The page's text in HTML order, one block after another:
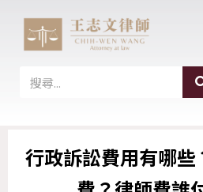
搜
行政訴訟費用有哪